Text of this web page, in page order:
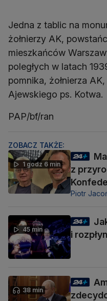
Jedna z tablic na
żołnierzy AK,
mieszkańców
poległych w latach
pomnika, żołnierza AK,
Ajewskiego ps. Kotwa.
PAP/bf/ran
ZOBACZ TAKŻE:
1 godz 6 min
z
Piotr
45 min
i
38 min